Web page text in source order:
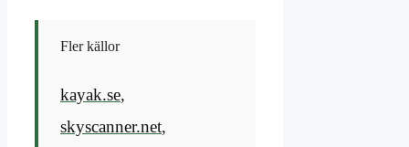
Fler källor
kayak.se,
skyscanner.net,